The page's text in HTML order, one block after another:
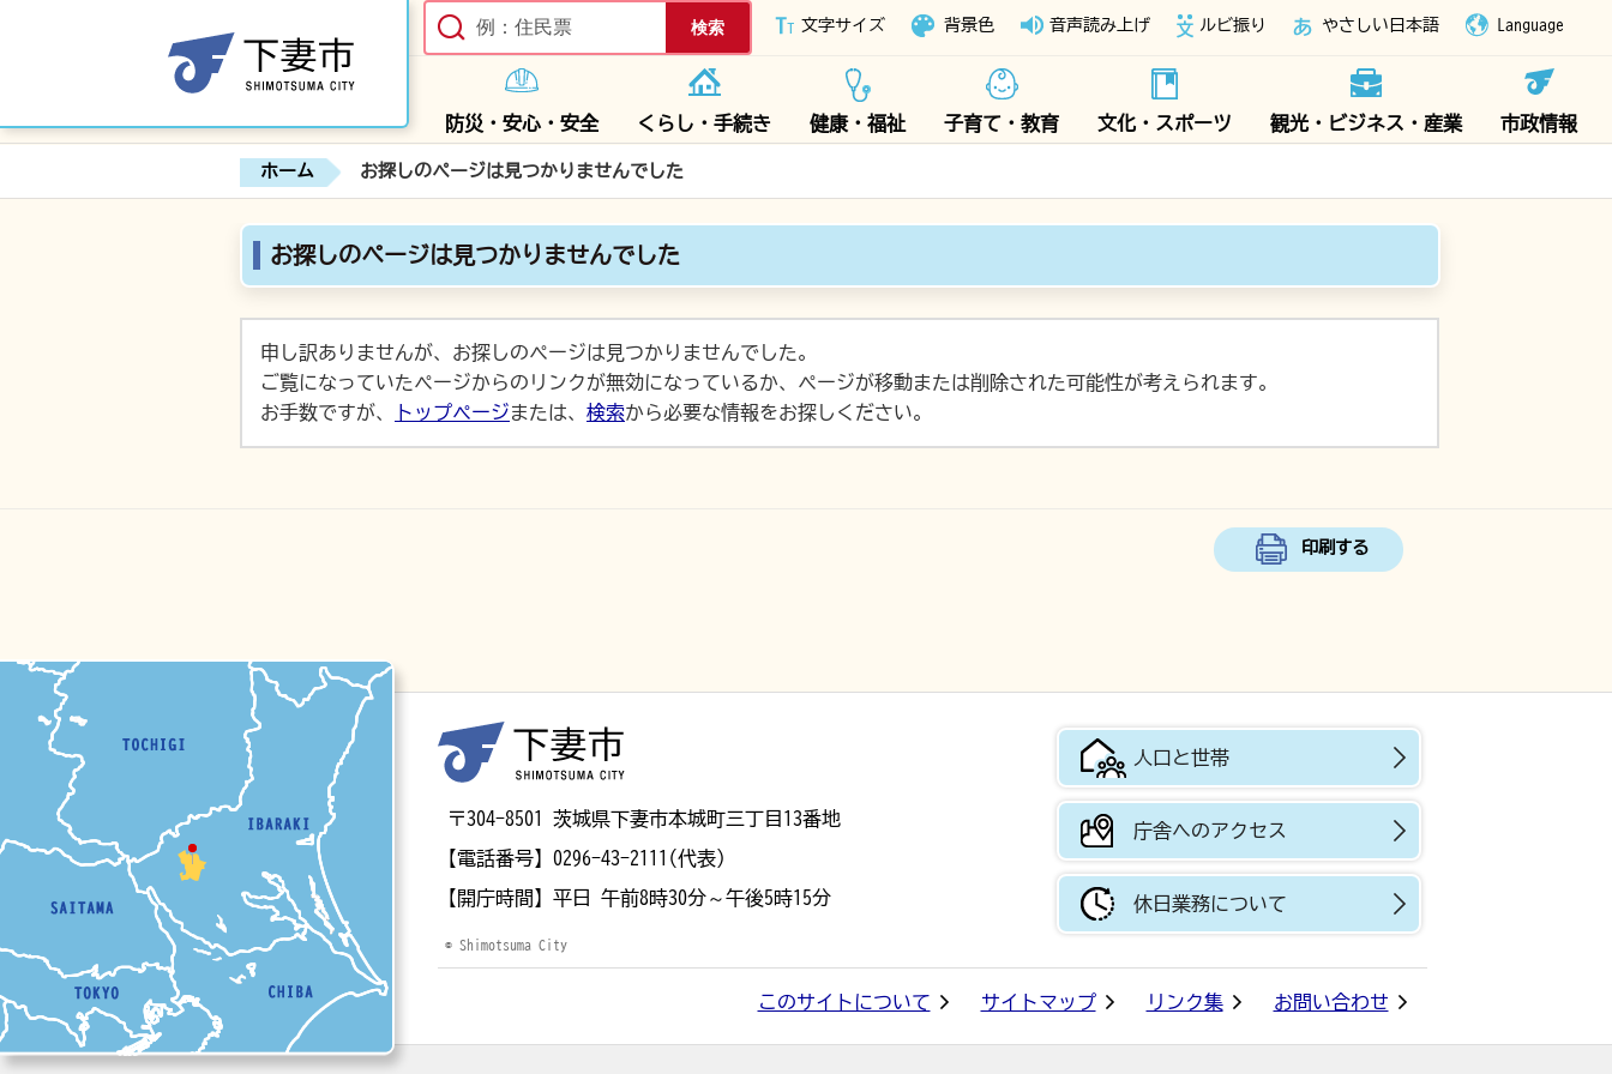
下妻市ホームページ
文字サイズ 背景色 音声読み上げ ルビ振り やさしい日本語 Language
防災・安心・安全 くらし・手続き 健康・福祉 子育て・教育 文化・スポーツ 観光・ビジネス・産業 市政情報
ホーム お探しのページは見つかりませんでした
お探しのページは見つかりませんでした
申し訳ありませんが、お探しのページは見つかりませんでした。
ご覧になっていたページからのリンクが無効になっているか、ページが移動または削除された可能性が考えられます。
お手数ですが、
トップページまたは、 検索から必要な情報をお探しください。
印刷する
〒304-8501 茨城県下妻市本城町三丁目13番地
【電話番号】 0296-43-2111(代表)
【開庁時間】 平日 午前8時30分～午後5時15分
© Shimotsuma City
人口と世帯
庁舎へのアクセス
休日業務について
このサイトについて サイトマップ リンク集 お問い合わせ